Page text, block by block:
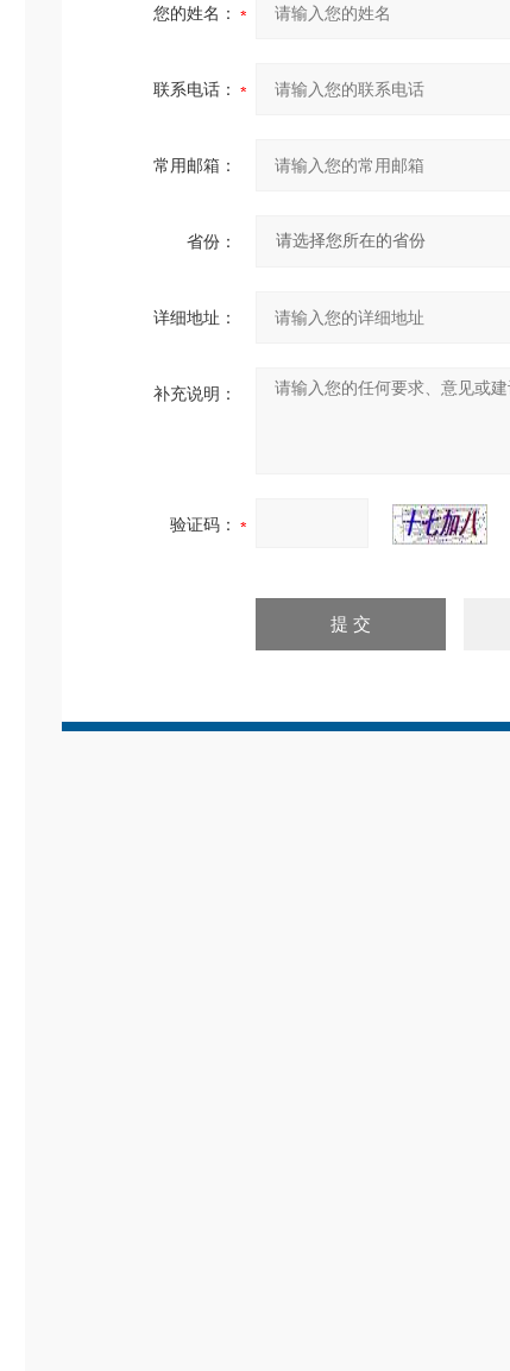
您的姓名：
联系电话：
常用邮箱：
省份：
详细地址：
补充说明：
验证码：